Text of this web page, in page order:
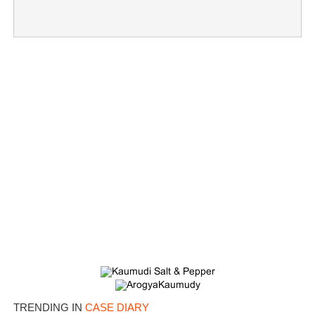
TRENDING IN CASE DIARY